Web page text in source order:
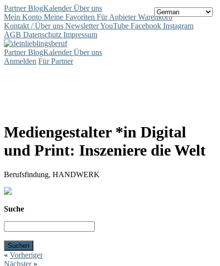
PartnerBlogKalenderÜber uns
Mein Konto Meine Favoriten Für AnbieterWarenkorb
Kontakt / Über uns NewsletterYouTube Facebook Instagram
AGB Datenschutz Impressum
PartnerBlogKalenderÜber uns
Anmelden Für Partner
Mediengestalter *in Digital
und Print: Inszeniere die Welt
Berufsfindung, HANDWERK
Suche
« Vorheriger
Nächster»